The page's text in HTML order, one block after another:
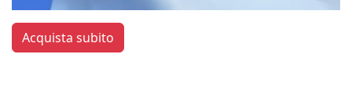
Acquista subito